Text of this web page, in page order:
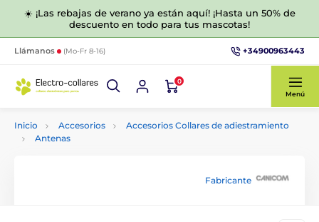
☀️ ¡Las rebajas de verano ya están aquí! ¡Hasta un 50% de
descuento en todo para tus mascotas!
Llámanos (Mo-Fr 8-16) +34900963443
0
Menú
Inicio Accesorios
Accesorios Collares de adiestramiento
Antenas
Fabricante